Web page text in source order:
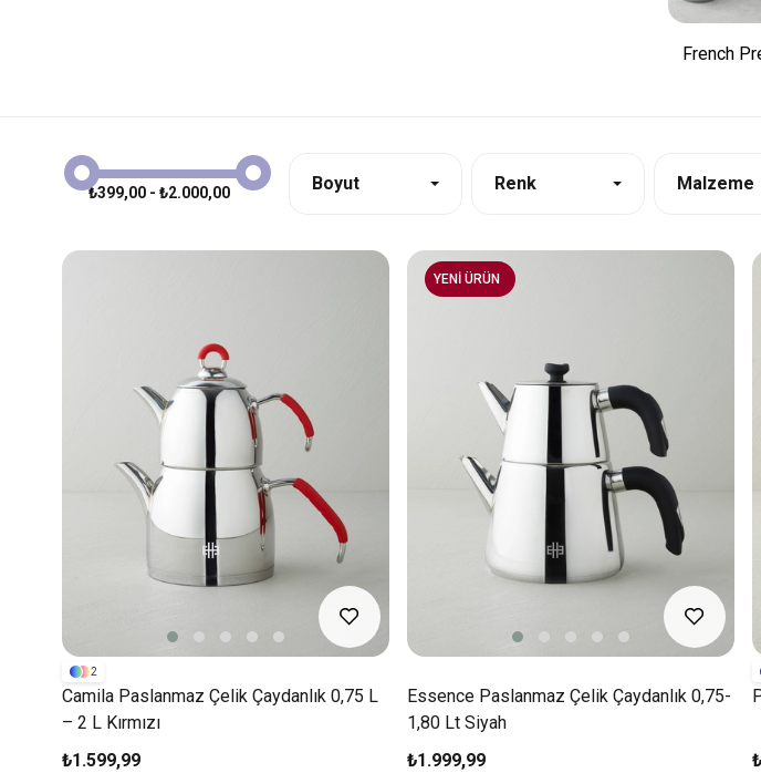
French
₺399,00 - ₺2.000,00 Boyut Renk Malzeme
Camila Paslanmaz Çelik Çaydanlık 0,75 L
– 2 L Kırmızı
₺1.599,99
2
Essence Paslanmaz Çelik Çaydanlık 0,75-
1,80 Lt Siyah
₺1.999,99
YENİ ÜRÜN